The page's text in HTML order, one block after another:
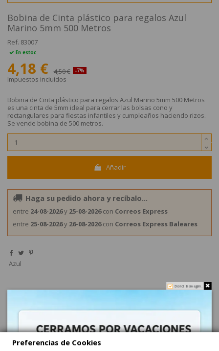
Bobina de Cinta plástico para regalos Azul
Marino 5mm 500 Metros
Ref. 83007
En estoc
4,18 € 4,50 € -7%
Impuestos incluidos
Bobina de Cinta plástico para regalos Azul Marino 5mm 500 Metros
es una cinta de 5mm ideal para cerrar las bolsas cono y
rectangulares para fiestas infantiles y cumpleaños haciendo rizos.
Se vende bobina de 500 metros.
Añadir
Haga su pedido ahora y recíbalo...
entre 24-08-2026y 25-08-2026con Correos Express
entre 25-08-2026y 26-08-2026con Correos Express Baleares
Azul
Descripción
Do not show again.
Preferencias de Cookies